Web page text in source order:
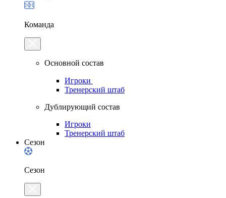
Команда
Основной состав
Игроки
Тренерский штаб
Дублирующий состав
Игроки
Тренерский штаб
Сезон
Сезон